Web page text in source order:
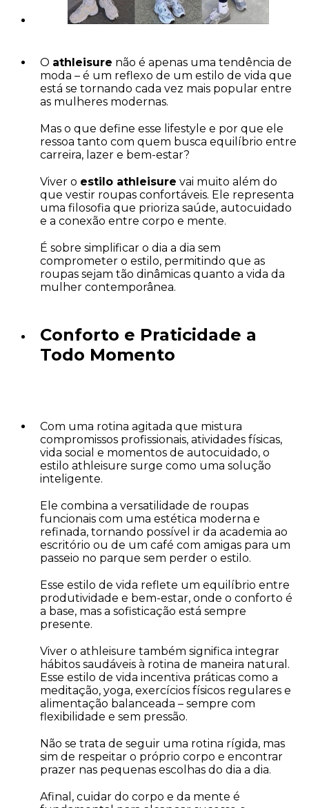
O athleisure não é apenas uma tendência de
moda – é um reflexo de um estilo de vida que
está se tornando cada vez mais popular entre
as mulheres modernas.
Mas o que define esse lifestyle e por que ele
ressoa tanto com quem busca equilíbrio entre
carreira, lazer e bem-estar?
Viver o estilo athleisure vai muito além do
que vestir roupas confortáveis. Ele representa
uma filosofia que prioriza saúde, autocuidado
e a conexão entre corpo e mente.
É sobre simplificar o dia a dia sem
comprometer o estilo, permitindo que as
roupas sejam tão dinâmicas quanto a vida da
mulher contemporânea.
Conforto e Praticidade a
Todo Momento
Com uma rotina agitada que mistura
compromissos profissionais, atividades físicas,
vida social e momentos de autocuidado, o
estilo athleisure surge como uma solução
inteligente.
Ele combina a versatilidade de roupas
funcionais com uma estética moderna e
refinada, tornando possível ir da academia ao
escritório ou de um café com amigas para um
passeio no parque sem perder o estilo.
Esse estilo de vida reflete um equilíbrio entre
produtividade e bem-estar, onde o conforto é
a base, mas a sofisticação está sempre
presente.
Viver o athleisure também significa integrar
hábitos saudáveis à rotina de maneira natural.
Esse estilo de vida incentiva práticas como a
meditação, yoga, exercícios físicos regulares e
alimentação balanceada – sempre com
flexibilidade e sem pressão.
Não se trata de seguir uma rotina rígida, mas
sim de respeitar o próprio corpo e encontrar
prazer nas pequenas escolhas do dia a dia.
Afinal, cuidar do corpo e da mente é